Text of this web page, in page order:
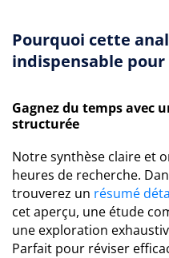
Pourquoi cette
indispensable pour
Gagnez du temps avec
structurée
Notre synthèse claire et
heures de recherche.
trouverez un résumé
cet aperçu, une étude
une exploration
Parfait pour réviser